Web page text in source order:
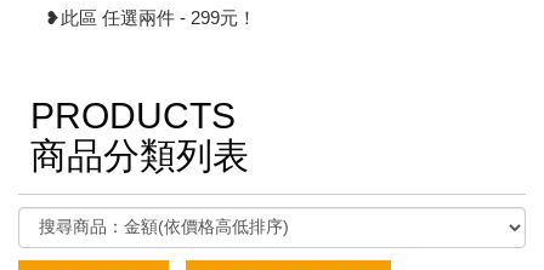
❥此區 任選兩件 - 299元！
PRODUCTS
商品分類列表